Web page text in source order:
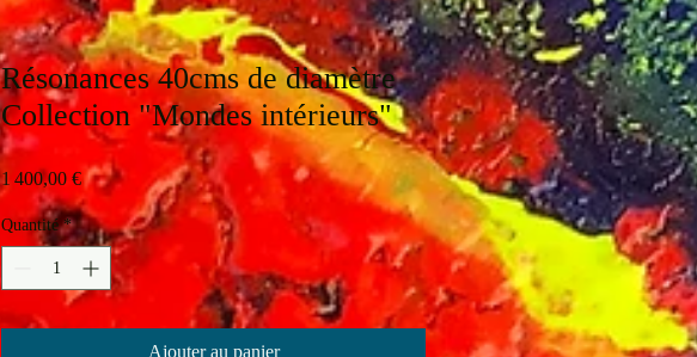
Résonances 40cms de diamètre
Collection "Mondes intérieurs"
1 400,00 €Prix
Quantité *
Ajouter au panier